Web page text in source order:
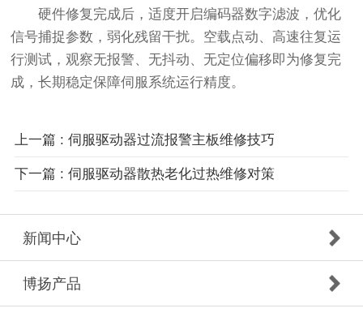
硬件修复完成后，适度开启编码器数字滤波，优化
信号捕捉参数，弱化残留干扰。空载点动、高速往复运
行测试，观察无报警、无抖动、无定位偏移即为修复完
成，长期稳定保障伺服系统运行精度。
上一篇 : 伺服驱动器过流报警主板维修技巧
下一篇 : 伺服驱动器散热老化过热维修对策
新闻中心
博扬产品